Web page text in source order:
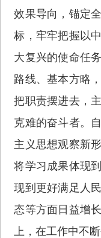
效果导向，锚定
标，牢牢把握以
大复兴的使命任
路线、基本方略
把职责摆进去，
克难的奋斗者。
主义思想观察新
将学习成果体现
现到更好满足人
态等方面日益增
上，在工作中不